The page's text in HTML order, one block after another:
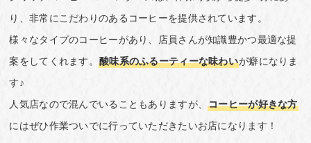
り、非常にこだわりのあるコーヒーを提供されています。
様々なタイプのコーヒーがあり、店員さんが知識豊かつ最適な提
案をしてくれます。酸味系のふるーティーな味わいが癖になりま
す♪
人気店なので混んでいることもありますが、コーヒーが好きな方
にはぜひ作業ついでに行っていただきたいお店になります！